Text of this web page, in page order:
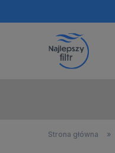
Strona główna »